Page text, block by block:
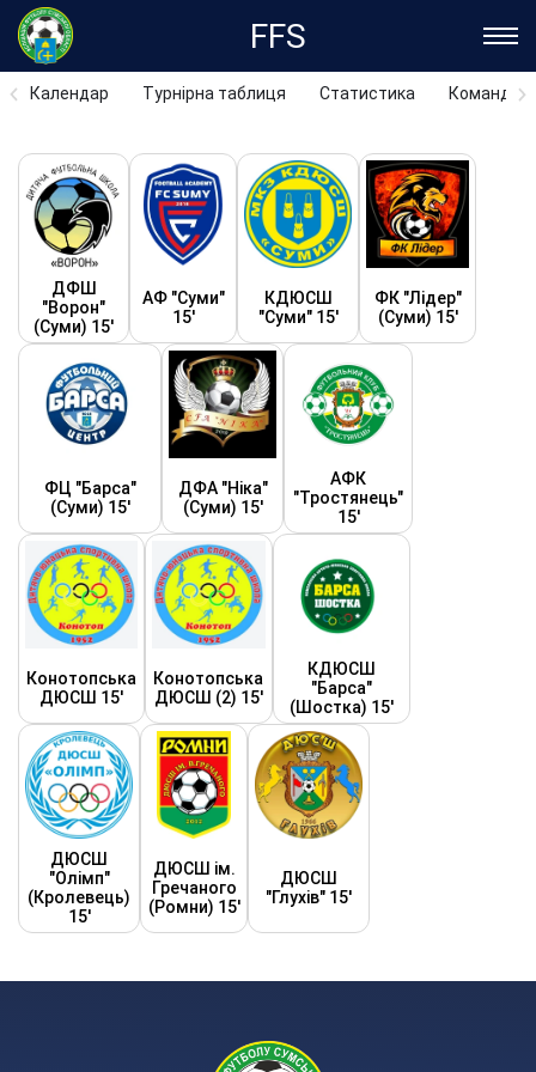
FFS
Календар Турнірна таблиця Статистика Команди
ДФШ
"Ворон"
(Суми) 15'
АФ "Суми"
15'
КДЮСШ
"Суми" 15'
ФК "Лідер"
(Суми) 15'
ФЦ "Барса"
(Суми) 15'
ДФА "Ніка"
(Суми) 15'
АФК
"Тростянець"
15'
Конотопська
ДЮСШ 15'
Конотопська
ДЮСШ (2) 15'
КДЮСШ
"Барса"
(Шостка) 15'
ДЮСШ
"Олімп"
(Кролевець)
15'
ДЮСШ ім.
Гречаного
(Ромни) 15'
ДЮСШ
"Глухів" 15'